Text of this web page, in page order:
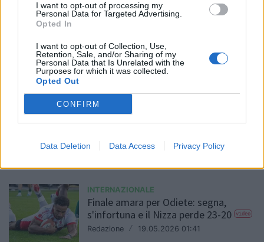
I want to opt-out of processing my
Personal Data for Targeted Advertising.
Opted In
I want to opt-out of Collection, Use,
Retention, Sale, and/or Sharing of my
Personal Data that Is Unrelated with the
Purposes for which it was collected.
Opted Out
CONFIRM
Data Deletion Data Access Privacy Policy
TOP 14
Redazione / 19.05.2026 19:07
UNITED RUGBY CHAMPIONSHIP
In URC corsa ai play-off mai così
equilibrata: Italia unica assente
Redazione 19.05.2026 01:46
INTERNAZIONALE
Finale amara per Odiete: segna,
s'infortuna e il Nizza perde 23-20 video
Redazione / 19.05.2026 01:41